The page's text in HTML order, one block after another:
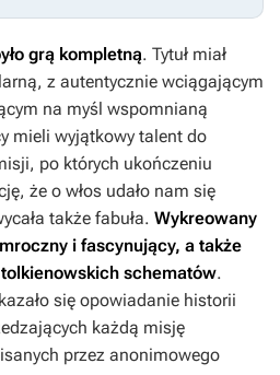
grą kompletną. Tytuł miał
z autentycznie wciągającym
na myśl wspomnianą
mieli wyjątkowy talent do
po których ukończeniu
że o włos udało nam się
także fabuła. Wykreowany
i fascynujący, a także
schematów.
się opowiadanie historii
każdą misję
przez anonimowego